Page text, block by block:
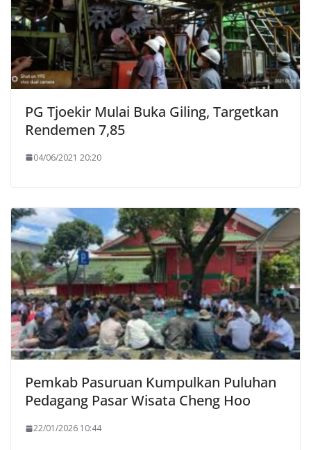
PG Tjoekir Mulai Buka Giling, Targetkan
Rendemen 7,85
04/06/2021 20:20
Pemkab Pasuruan Kumpulkan Puluhan
Pedagang Pasar Wisata Cheng Hoo
22/01/2026 10:44